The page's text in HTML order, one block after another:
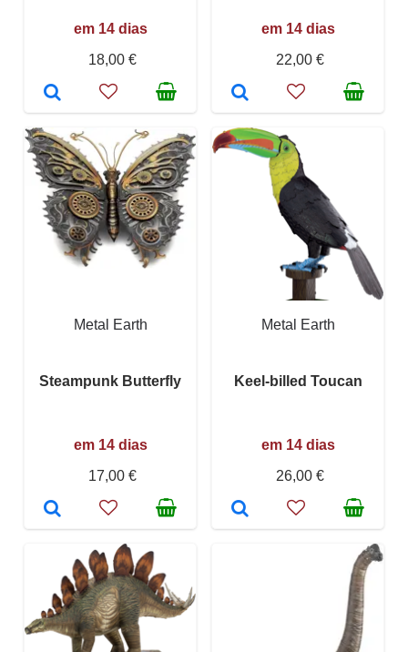
em 14 dias
18,00 €
em 14 dias
22,00 €
Metal Earth
Steampunk Butterfly
em 14 dias
17,00 €
Metal Earth
Keel-billed Toucan
em 14 dias
26,00 €